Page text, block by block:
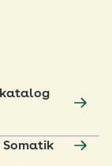
katalog
Somatik